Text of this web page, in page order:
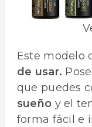
Este modelo
de usar.
que puedes
sueño y el
forma fácil e